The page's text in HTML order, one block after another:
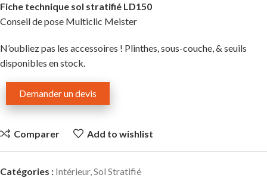
Fiche technique sol stratifié LD150
Conseil de pose Multiclic Meister
N’oubliez pas les accessoires ! Plinthes, sous-couche, & seuils
disponibles en stock.
Demander un devis
Comparer Add to wishlist
Catégories : Intérieur,Sol Stratifié